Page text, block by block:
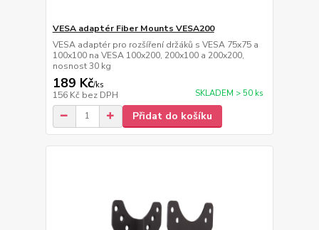
VESA adaptér Fiber Mounts VESA200
VESA adaptér pro rozšíření držáků s VESA 75x75 a
100x100 na VESA 100x200, 200x100 a 200x200,
nosnost 30 kg
189 Kč/ks
156 Kč bez DPH SKLADEM > 50 ks
Přidat do košíku